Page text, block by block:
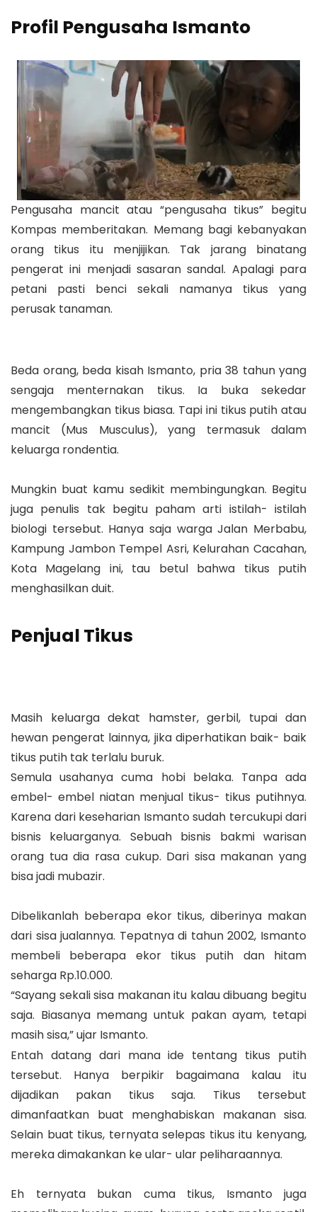
Profil Pengusaha Ismanto
Pengusaha mancit atau “pengusaha tikus” begitu
Kompas memberitakan. Memang bagi kebanyakan
orang tikus itu menjijikan. Tak jarang binatang
pengerat ini menjadi sasaran sandal. Apalagi para
petani pasti benci sekali namanya tikus yang
perusak tanaman.
Beda orang, beda kisah Ismanto, pria 38 tahun yang
sengaja menternakan tikus. Ia buka sekedar
mengembangkan tikus biasa. Tapi ini tikus putih atau
mancit (Mus Musculus), yang termasuk dalam
keluarga rondentia.
Mungkin buat kamu sedikit membingungkan. Begitu
juga penulis tak begitu paham arti istilah- istilah
biologi tersebut. Hanya saja warga Jalan Merbabu,
Kampung Jambon Tempel Asri, Kelurahan Cacahan,
Kota Magelang ini, tau betul bahwa tikus putih
menghasilkan duit.
Penjual Tikus
Masih keluarga dekat hamster, gerbil, tupai dan
hewan pengerat lainnya, jika diperhatikan baik- baik
tikus putih tak terlalu buruk.
Semula usahanya cuma hobi belaka. Tanpa ada
embel- embel niatan menjual tikus- tikus putihnya.
Karena dari keseharian Ismanto sudah tercukupi dari
bisnis keluarganya. Sebuah bisnis bakmi warisan
orang tua dia rasa cukup. Dari sisa makanan yang
bisa jadi mubazir.
Dibelikanlah beberapa ekor tikus, diberinya makan
dari sisa jualannya. Tepatnya di tahun 2002, Ismanto
membeli beberapa ekor tikus putih dan hitam
seharga Rp.10.000.
“Sayang sekali sisa makanan itu kalau dibuang begitu
saja. Biasanya memang untuk pakan ayam, tetapi
masih sisa,” ujar Ismanto.
Entah datang dari mana ide tentang tikus putih
tersebut. Hanya berpikir bagaimana kalau itu
dijadikan pakan tikus saja. Tikus tersebut
dimanfaatkan buat menghabiskan makanan sisa.
Selain buat tikus, ternyata selepas tikus itu kenyang,
mereka dimakankan ke ular- ular peliharaannya.
Eh ternyata bukan cuma tikus, Ismanto juga